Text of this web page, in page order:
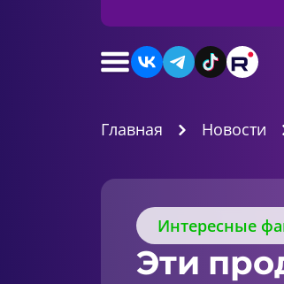
Главная Новости
Интересные
Эти